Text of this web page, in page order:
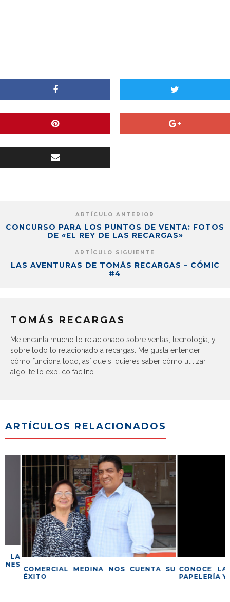
ARTÍCULO ANTERIOR
CONCURSO PARA LOS PUNTOS DE VENTA: FOTOS
DE «EL REY DE LAS RECARGAS»
ARTÍCULO SIGUIENTE
LAS AVENTURAS DE TOMÁS RECARGAS – CÓMIC
#4
TOMÁS RECARGAS
Me encanta mucho lo relacionado sobre ventas, tecnología, y
sobre todo lo relacionado a recargas. Me gusta entender
cómo funciona todo, así que si quieres saber cómo utilizar
algo, te lo explico facilito.
ARTÍCULOS RELACIONADOS
COMERCIAL MEDINA NOS CUENTA SU
ÉXITO
CONOCE LA
PAPELERÍA Y